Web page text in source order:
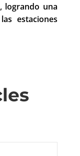
logrando una
estaciones